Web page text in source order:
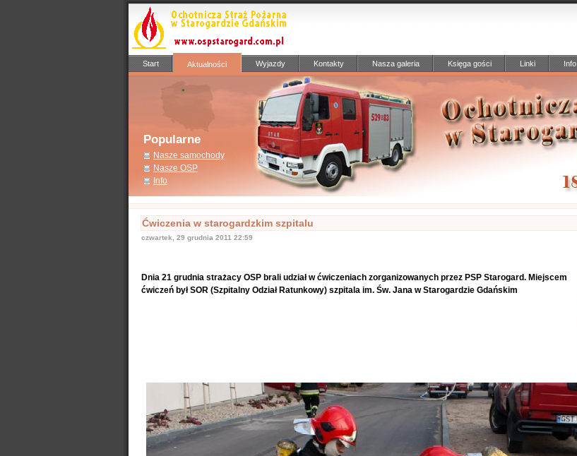
Start Aktualności Wyjazdy Kontakty Nasza galeria Księga gości Linki Info
Popularne
Nasze samochody
Nasze OSP
Info
Ćwiczenia w starogardzkim szpitalu
czwartek, 29 grudnia 2011 22:59
Dnia 21 grudnia strażacy OSP brali udział w ćwiczeniach zorganizowanych przez PSP Starogard. Miejscem
ćwiczeń był SOR (Szpitalny Odział Ratunkowy) szpitala im. Św. Jana w Starogardzie Gdańskim